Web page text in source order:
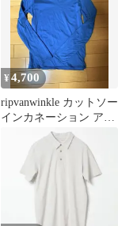
¥4,700
ripvanwinkle カットソー
インカネーション アタ
ッチメント wjk